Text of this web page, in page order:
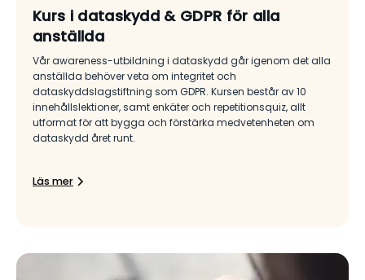
Kurs i dataskydd & GDPR för alla
anställda
Vår awareness-utbildning i dataskydd går igenom det alla
anställda behöver veta om integritet och
dataskyddslagstiftning som GDPR. Kursen består av 10
innehållslektioner, samt enkäter och repetitionsquiz, allt
utformat för att bygga och förstärka medvetenheten om
dataskydd året runt.
Läs mer